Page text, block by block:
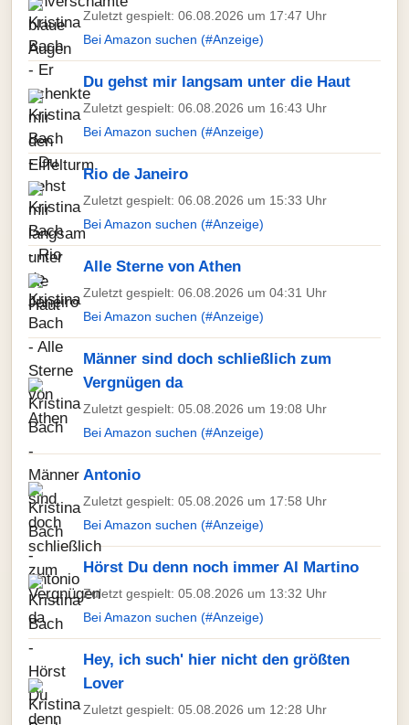
Zuletzt gespielt: 06.08.2026 um 17:47 Uhr
Bei Amazon suchen (#Anzeige)
Du gehst mir langsam unter die Haut
Zuletzt gespielt: 06.08.2026 um 16:43 Uhr
Bei Amazon suchen (#Anzeige)
Rio de Janeiro
Zuletzt gespielt: 06.08.2026 um 15:33 Uhr
Bei Amazon suchen (#Anzeige)
Alle Sterne von Athen
Zuletzt gespielt: 06.08.2026 um 04:31 Uhr
Bei Amazon suchen (#Anzeige)
Männer sind doch schließlich zum
Vergnügen da
Zuletzt gespielt: 05.08.2026 um 19:08 Uhr
Bei Amazon suchen (#Anzeige)
Antonio
Zuletzt gespielt: 05.08.2026 um 17:58 Uhr
Bei Amazon suchen (#Anzeige)
Hörst Du denn noch immer Al Martino
Zuletzt gespielt: 05.08.2026 um 13:32 Uhr
Bei Amazon suchen (#Anzeige)
Hey, ich such' hier nicht den größten
Lover
Zuletzt gespielt: 05.08.2026 um 12:28 Uhr